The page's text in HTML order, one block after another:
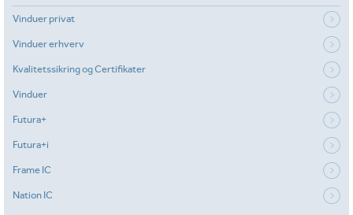
Vinduer privat
Vinduer erhverv
Kvalitetssikring og Certifikater
Vinduer
Futura+
Futura+i
Frame IC
Nation IC